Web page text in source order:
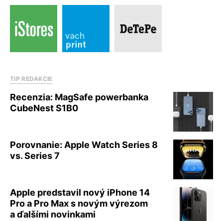
TIP REDAKCIE
Recenzia: MagSafe powerbanka
CubeNest S1B0
Porovnanie: Apple Watch Series 8
vs. Series 7
Apple predstavil nový iPhone 14
Pro a Pro Max s novým výrezom
a ďalšími novinkami